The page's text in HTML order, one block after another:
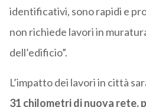
identificativi, sono rapidi e
non richiede lavori in
dell’edificio”.
L’impatto dei lavori in città
31 chilometri di nuova rete,